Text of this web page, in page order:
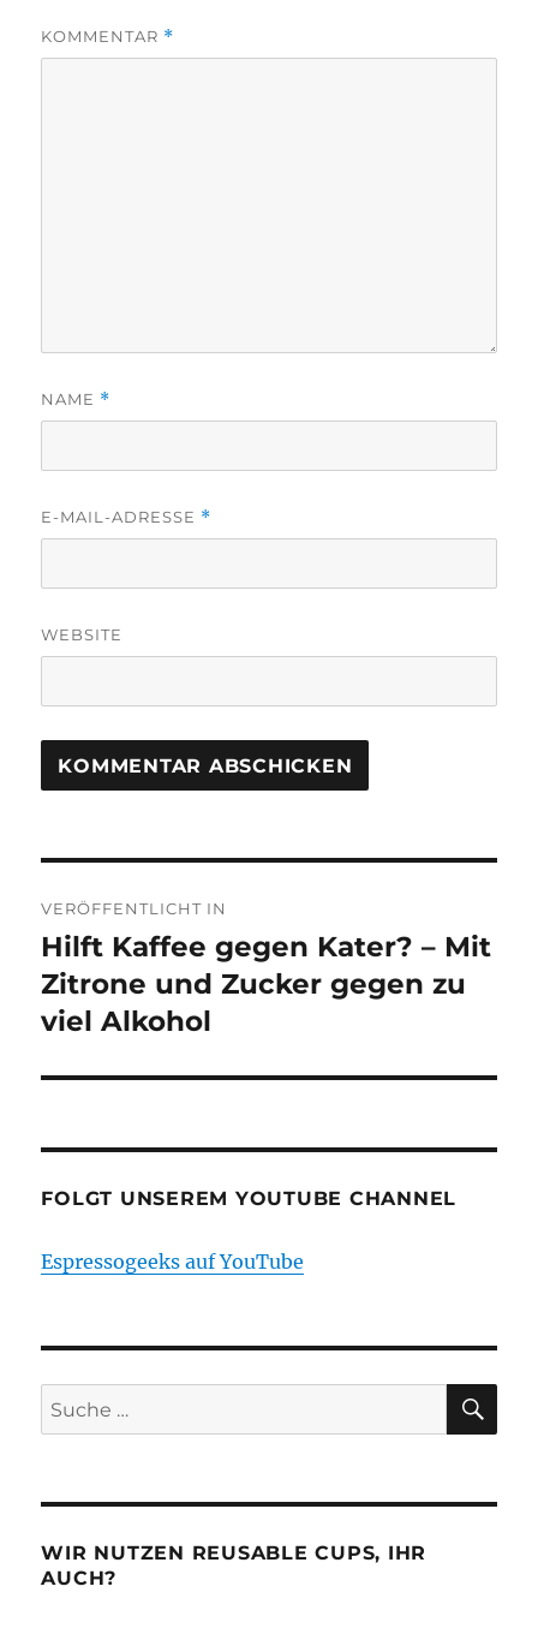
KOMMENTAR *
NAME *
E-MAIL-ADRESSE *
WEBSITE
VERÖFFENTLICHT IN
Hilft Kaffee gegen Kater? – Mit
Zitrone und Zucker gegen zu
viel Alkohol
FOLGT UNSEREM YOUTUBE CHANNEL
Espressogeeks auf YouTube
Suche
nach:
WIR NUTZEN REUSABLE CUPS, IHR
AUCH?